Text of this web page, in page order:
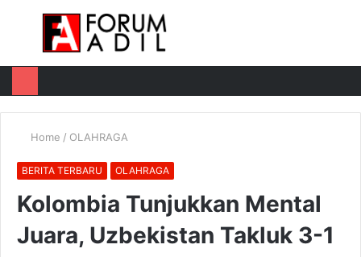
Menu
Home / OLAHRAGA
BERITA TERBARU OLAHRAGA
Kolombia Tunjukkan Mental
Juara, Uzbekistan Takluk 3-1